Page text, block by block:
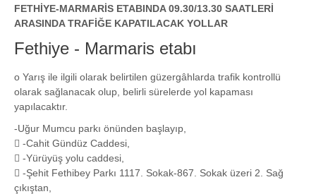
FETHİYE-MARMARİS ETABINDA 09.30/13.30 SAATLERİ
ARASINDA TRAFİĞE KAPATILACAK YOLLAR
Fethiye - Marmaris etabı
o Yarış ile ilgili olarak belirtilen güzergâhlarda trafik kontrollü
olarak sağlanacak olup, belirli sürelerde yol kapaması
yapılacaktır.
-Uğur Mumcu parkı önünden başlayıp,
 -Cahit Gündüz Caddesi,
 -Yürüyüş yolu caddesi,
 -Şehit Fethibey Parkı 1117. Sokak-867. Sokak üzeri 2. Sağ
çıkıştan,